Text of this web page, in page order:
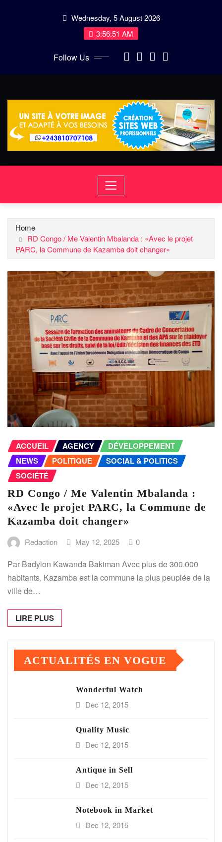
Wednesday, 5 August 2026
3:56:52 AM
Follow Us
Home
RD Congo / Me Valentin Mbalanda : «Avec le projet
PARC, la Commune de Kazamba doit changer»
ACCUEIL AGENCY
DÉVELOPPEMENT
NEWS
POLITIQUE
SOCIAL & POLITICS
SOCIÉTÉ
RD Congo / Me Valentin Mbalanda :
«Avec le projet PARC, la Commune de
Kazamba doit changer»
Redaction May 12, 2025 0
Par Badylon Kawanda Bakiman Avec plus de 300.000
habitants, Kazamba est la commune la plus peuplée de la
ville de…
LIRE PLUS
ACTUALITÉS EN VOGUE
Wonderful Watch
Dec 12, 2015
Quality Music
Dec 12, 2015
Antique in Sell
Dec 12, 2015
Notebook in Market
Dec 12, 2015